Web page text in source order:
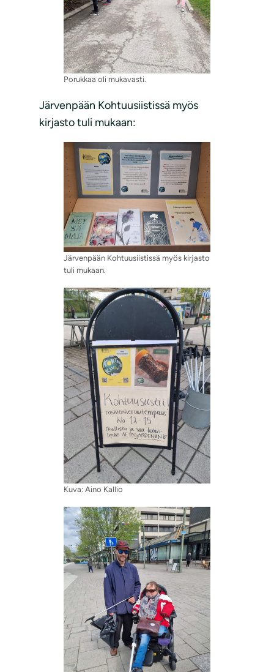
Porukkaa oli mukavasti.
Järvenpään Kohtuusiistissä myös
kirjasto tuli mukaan:
Järvenpään Kohtuusiistissä myös kirjasto
tuli mukaan.
Kuva: Aino Kallio